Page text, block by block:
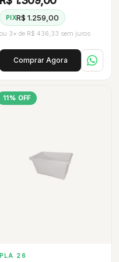
PIXR$ 1.259,00
ou 3× de R$ 436,33 sem juros
Comprar Agora
11% OFF
PLA 26